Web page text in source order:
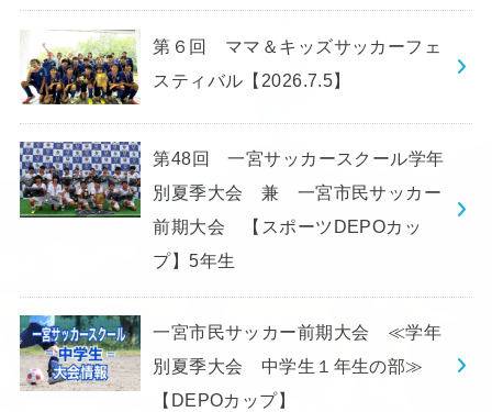
第６回 ママ＆キッズサッカーフェ
スティバル【2026.7.5】
第48回 一宮サッカースクール学年
別夏季大会 兼 一宮市民サッカー
前期大会 【スポーツDEPOカッ
プ】5年生
一宮市民サッカー前期大会 ≪学年
別夏季大会 中学生１年生の部≫
【DEPOカップ】